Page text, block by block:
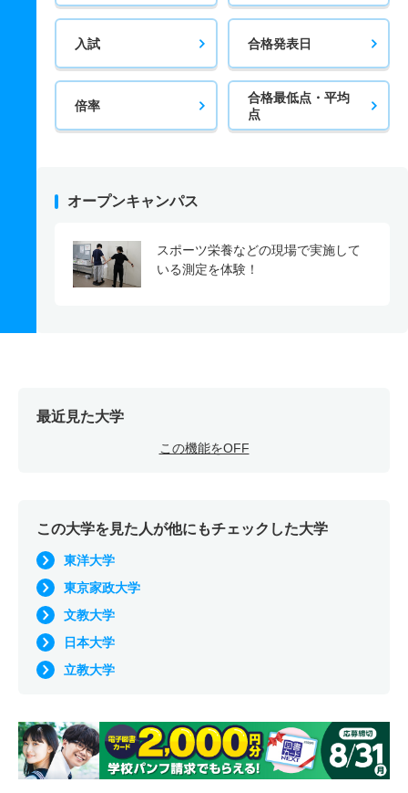
入試 合格発表日
倍率
合格最低点・平均
点
オープンキャンパス
スポーツ栄養などの現場で実施して
いる測定を体験！
最近見た大学
この機能をOFF
この大学を見た人が他にもチェックした大学
東洋大学
東京家政大学
文教大学
日本大学
立教大学